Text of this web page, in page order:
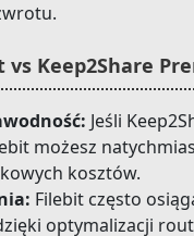
Keep2Share
Jeśli
możesz
kosztów.
Filebit często
optymalizacji